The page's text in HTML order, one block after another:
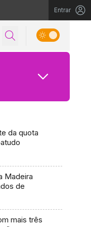
Entrar
da quota
Madeira
de
mais três